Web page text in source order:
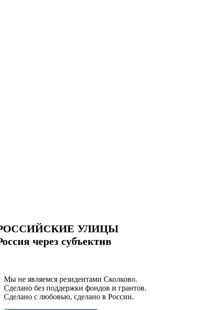
УЛИЦЫ
через субъектив
Мы не являемся резидентами Сколково.
Сделано без поддержки фондов и грантов.
Сделано с любовью, сделано в России.